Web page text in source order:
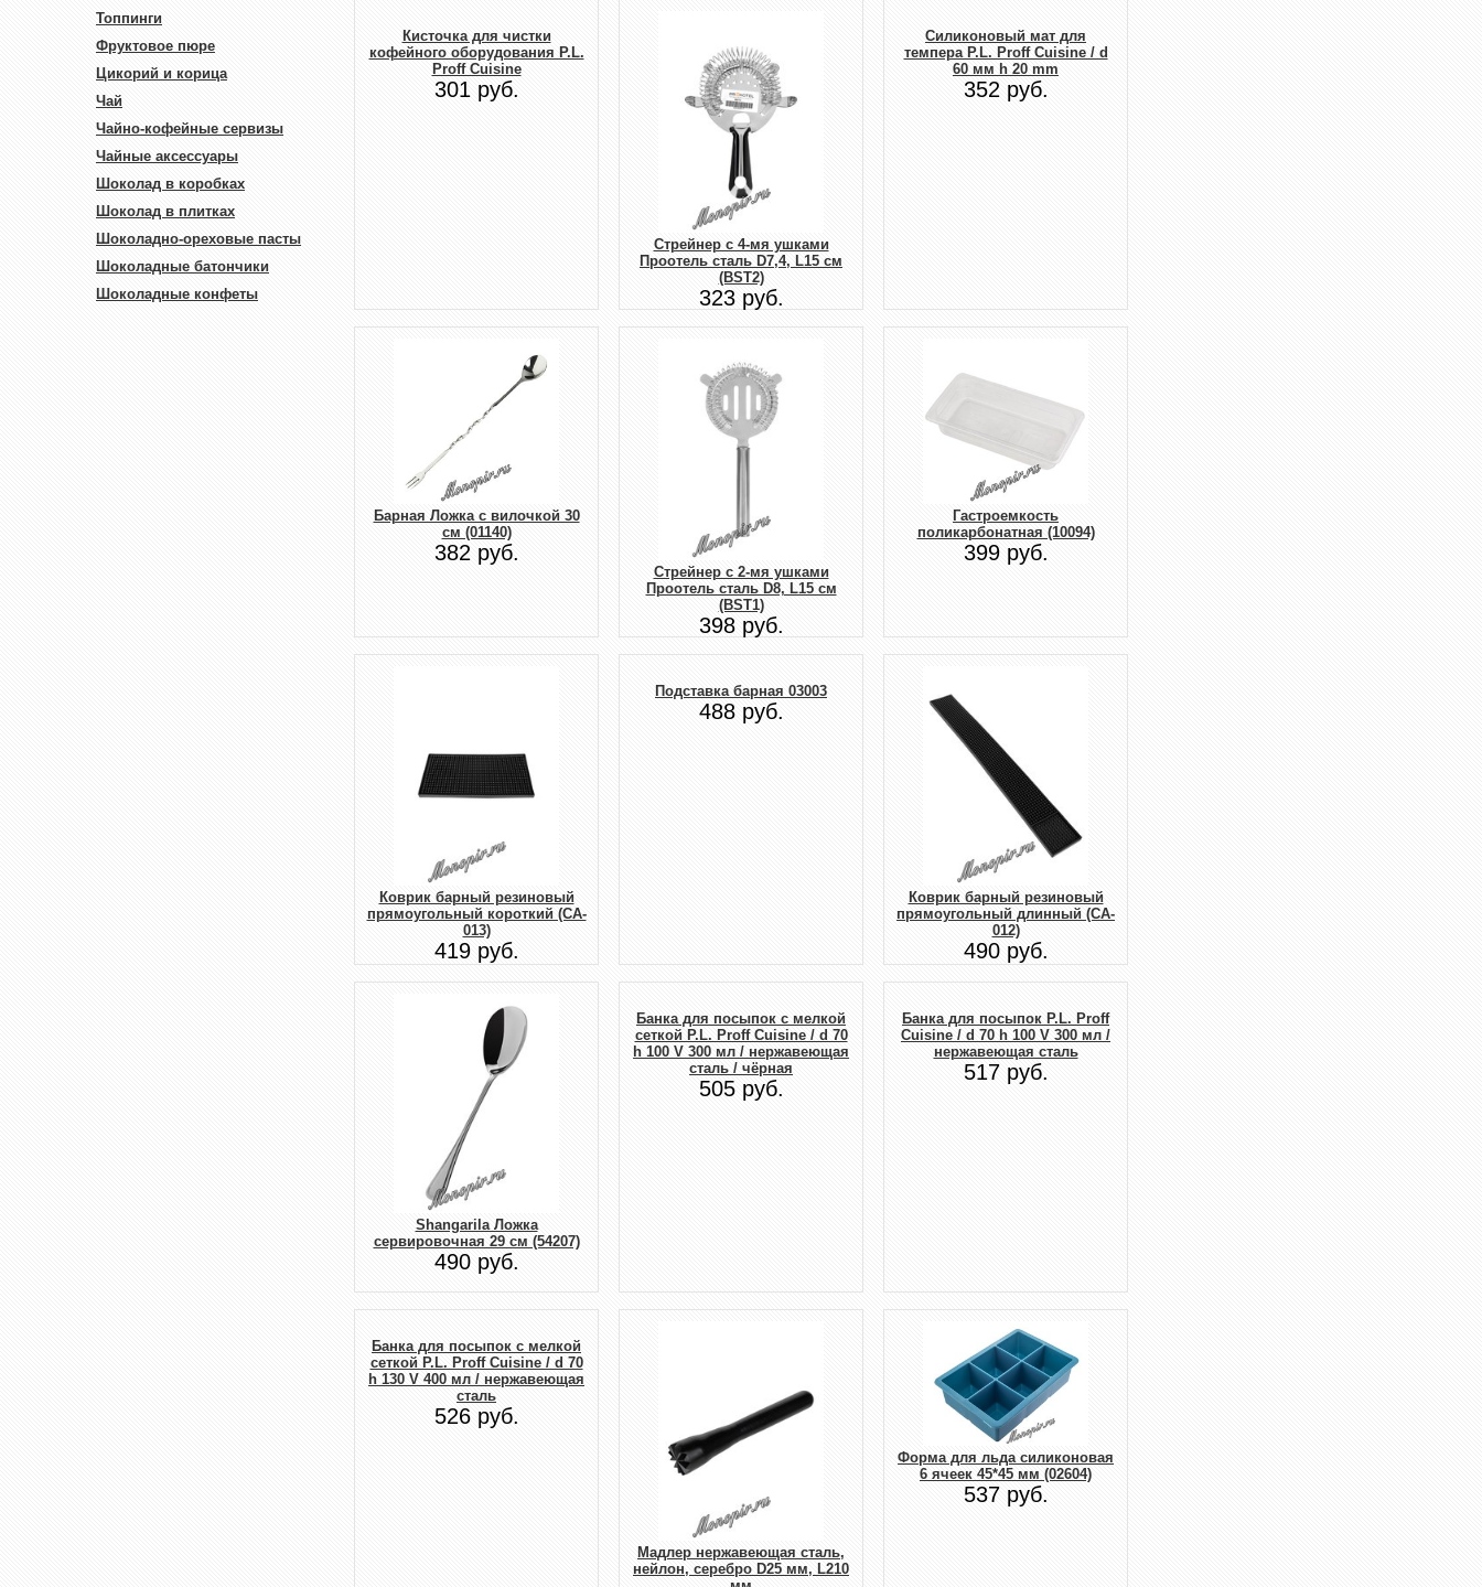
Топпинги
Фруктовое пюре
Цикорий и корица
Чай
Чайно-кофейные сервизы
Чайные аксессуары
Шоколад в коробках
Шоколад в плитках
Шоколадно-ореховые пасты
Шоколадные батончики
Шоколадные конфеты
Кисточка для чистки
кофейного оборудования P.L.
Proff Cuisine
301 руб.
Стрейнер с 4-мя ушками
Проотель сталь D7,4, L15 см
(BST2)
323 руб.
Силиконовый мат для
темпера P.L. Proff Cuisine / d
60 мм h 20 mm
352 руб.
Барная Ложка с вилочкой 30
см (01140)
382 руб.
Стрейнер с 2-мя ушками
Проотель сталь D8, L15 см
(BST1)
398 руб.
Гастроемкость
поликарбонатная (10094)
399 руб.
Коврик барный резиновый
прямоугольный короткий (CA-
013)
419 руб.
Подставка барная 03003
488 руб.
Коврик барный резиновый
прямоугольный длинный (CA-
012)
490 руб.
Shangarila Ложка
сервировочная 29 см (54207)
490 руб.
Банка для посыпок с мелкой
сеткой P.L. Proff Cuisine / d 70
h 100 V 300 мл / нержавеющая
сталь / чёрная
505 руб.
Банка для посыпок P.L. Proff
Cuisine / d 70 h 100 V 300 мл /
нержавеющая сталь
517 руб.
Банка для посыпок с мелкой
сеткой P.L. Proff Cuisine / d 70
h 130 V 400 мл / нержавеющая
сталь
526 руб.
Мадлер нержавеющая сталь,
нейлон, серебро D25 мм, L210
Форма для льда силиконовая
6 ячеек 45*45 мм (02604)
537 руб.